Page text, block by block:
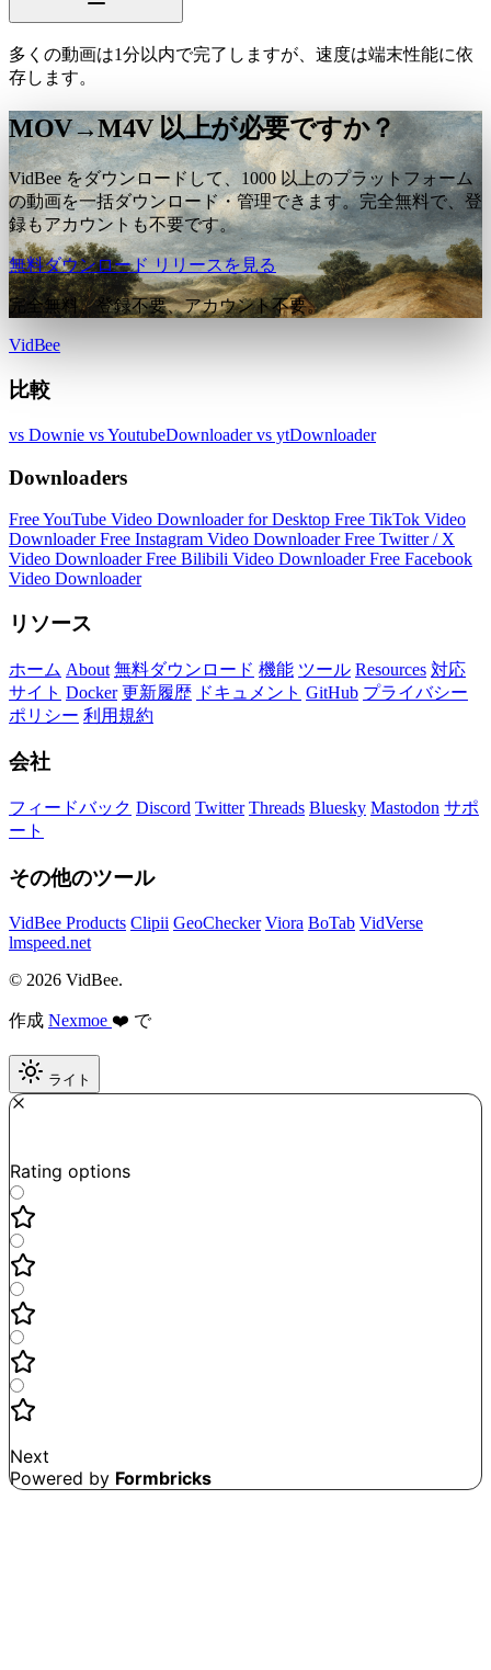
多くの動画は1分以内で完了しますが、速度は端末性能に依
存します。
MOV→M4V 以上が必要ですか？
VidBee をダウンロードして、1000 以上のプラットフォーム
の動画を一括ダウンロード・管理できます。完全無料で、登
録もアカウントも不要です。
無料ダウンロード リリースを見る
完全無料。登録不要、アカウント不要。
VidBee
比較
vs Downie vs YoutubeDownloadervs ytDownloader
Downloaders
Free YouTube Video Downloader for Desktop Free TikTok Video
DownloaderFree Instagram Video DownloaderFree Twitter / X
Video DownloaderFree Bilibili Video DownloaderFree Facebook
Video Downloader
リソース
ホーム About 無料ダウンロード 機能 ツール Resources 対応
サイト Docker 更新履歴 ドキュメント GitHub プライバシー
ポリシー 利用規約
会社
フィードバック Discord Twitter Threads Bluesky Mastodon サポ
ート
その他のツール
VidBee Products Clipii GeoChecker Viora BoTab VidVerse
lmspeed.net
© 2026 VidBee.
作成 Nexmoe ❤️ で
ライト
Rating options
Next
Powered by Formbricks